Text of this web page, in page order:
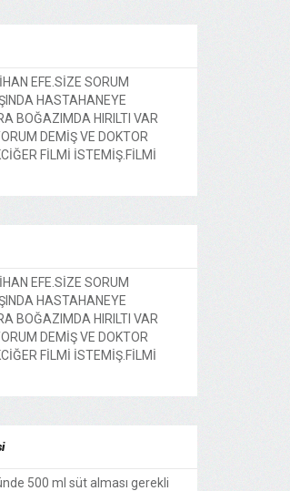
EFE.SİZE SORUM
HASTAHANEYE
BOĞAZIMDA HIRILTI VAR
DEMİŞ VE DOKTOR
FİLMİ İSTEMİŞ.FİLMİ
EFE.SİZE SORUM
HASTAHANEYE
BOĞAZIMDA HIRILTI VAR
DEMİŞ VE DOKTOR
FİLMİ İSTEMİŞ.FİLMİ
500 ml süt alması gerekli